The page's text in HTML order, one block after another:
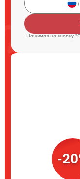
Нажимая на кнопку
-